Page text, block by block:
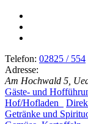
Telefon: 02825 / 554
Adresse:
Am Hochwald 5,
Gäste- und
Hof/Hofladen
Getränke und